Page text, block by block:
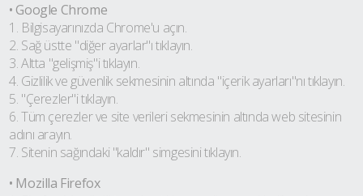
• Google Chrome
1. Bilgisayarınızda Chrome'u açın.
2. Sağ üstte "diğer ayarlar"ı tıklayın.
3. Altta "gelişmiş"i tıklayın.
4. Gizlilik ve güvenlik sekmesinin altında "içerik ayarları"nı tıklayın.
5. "Çerezler"i tıklayın.
6. Tüm çerezler ve site verileri sekmesinin altında web sitesinin
adını arayın.
7. Sitenin sağındaki "kaldır" simgesini tıklayın.
• Mozilla Firefox